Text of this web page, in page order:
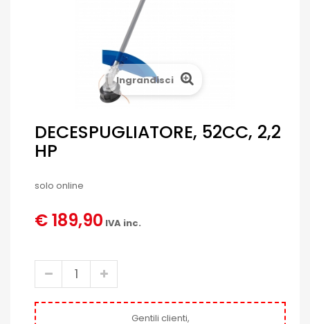
Ingrandisci
DECESPUGLIATORE, 52CC, 2,2
HP
solo online
€ 189,90 IVA inc.
Gentili clienti,